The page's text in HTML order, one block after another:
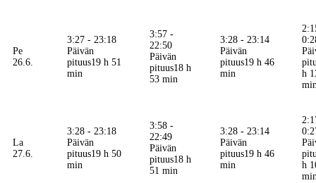
Pe
26.6.
3:27 - 23:18
Päivän
pituus19 h 51
min
3:57 -
22:50
Päivän
pituus18 h
53 min
3:28 - 23:14
Päivän
pituus19 h 46
min
h
La
27.6.
3:28 - 23:18
Päivän
pituus19 h 50
min
3:58 -
22:49
Päivän
pituus18 h
51 min
3:28 - 23:14
Päivän
pituus19 h 46
min
h